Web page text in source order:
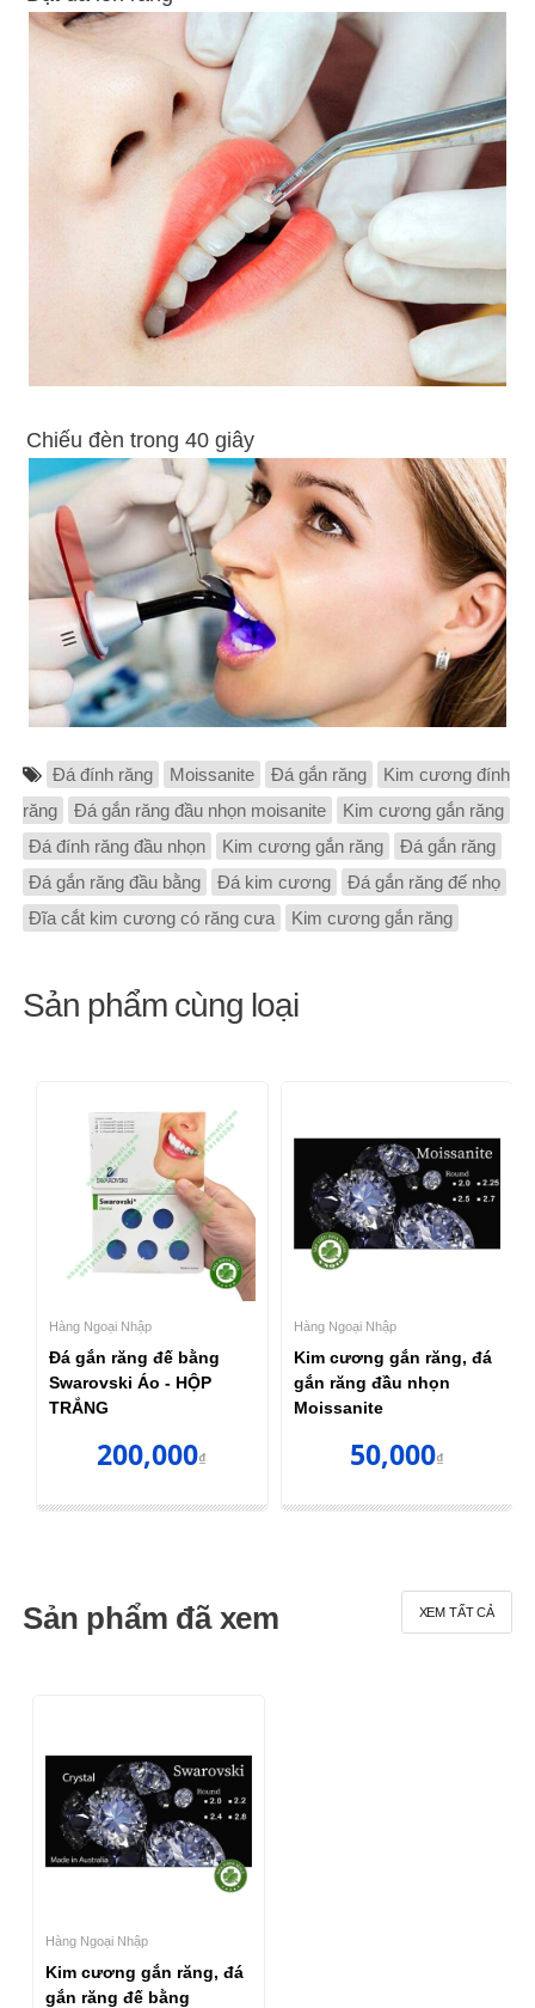
Chiếu đèn trong 40 giây
Đá đính răng Moissanite Đá gắn răng
Kim cương đính
răng
Đá gắn răng đầu nhọn moisanite
Kim cương gắn răng
Đá đính răng đầu nhọn
Kim cương gắn răng
Đá gắn răng
Đá gắn răng đầu bằng
Đá kim cương
Đá gắn răng đế nhọ
Đĩa cắt kim cương có răng cưa
Kim cương gắn răng
Sản phẩm cùng loại
Hàng Ngoại Nhập
Đá gắn răng đế bằng
Swarovski Áo - HỘP
TRẮNG
200,000₫
Hàng Ngoại Nhập
Kim cương gắn răng, đá
gắn răng đầu nhọn
Moissanite
50,000₫
Sản phẩm đã xem XEM TẤT CẢ
Hàng Ngoại Nhập
Kim cương gắn răng, đá
gắn răng đế bằng